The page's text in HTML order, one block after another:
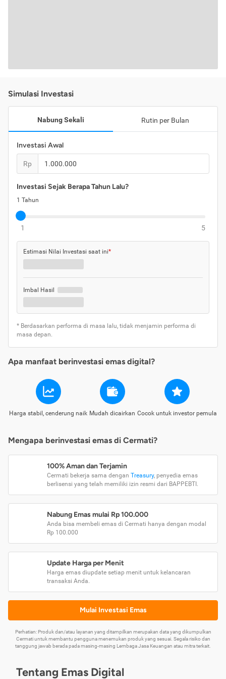
Simulasi Investasi
Nabung Sekali Rutin per Bulan
Investasi Awal
Rp
Investasi Sejak Berapa Tahun Lalu?
1 Tahun
1 5
Estimasi Nilai Investasi saat ini*
Imbal Hasil
* Berdasarkan performa di masa lalu, tidak menjamin performa di
masa depan.
Apa manfaat berinvestasi emas digital?
Harga stabil, cenderung naik Mudah dicairkan Cocok untuk investor pemula
Mengapa berinvestasi emas di Cermati?
100% Aman dan Terjamin
Cermati bekerja sama dengan Treasury, penyedia emas
berlisensi yang telah memiliki izin resmi dari BAPPEBTI.
Nabung Emas mulai Rp 100.000
Anda bisa membeli emas di Cermati hanya dengan modal
Rp 100.000
Update Harga per Menit
Harga emas diupdate setiap menit untuk kelancaran
transaksi Anda.
Mulai Investasi Emas
Perhatian: Produk dan/atau layanan yang ditampilkan merupakan data yang dikumpulkan
Cermati untuk membantu pengguna menemukan produk yang sesuai. Segala risiko dan
tanggung jawab berada pada masing-masing Lembaga Jasa Keuangan atau mitra terkait.
Tentang Emas Digital